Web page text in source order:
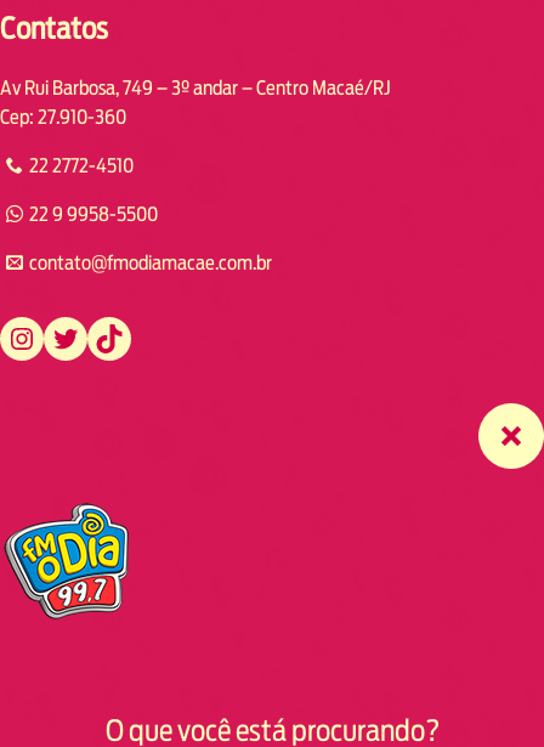
Contatos
Av Rui Barbosa, 749 – 3º andar – Centro Macaé/RJ
Cep: 27.910-360
22 2772-4510
22 9 9958-5500
contato@fmodiamacae.com.br
https://www.instagram.com/fmodia.macae/ https://twitter.com/fmodia.macae/ https://www.tiktok.com/@fmodia.macae
O que você está procurando?